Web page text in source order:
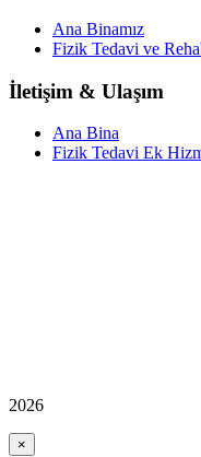
Ana Binamız
Fizik Tedavi ve
İletişim & Ulaşım
Ana Bina
Fizik Tedavi Ek
2026
×